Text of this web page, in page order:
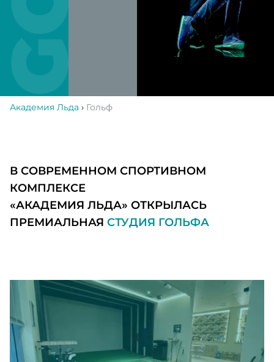
Академия Льда › Гольф
В СОВРЕМЕННОМ СПОРТИВНОМ
КОМПЛЕКСЕ
«АКАДЕМИЯ ЛЬДА» ОТКРЫЛАСЬ
ПРЕМИАЛЬНАЯ СТУДИЯ ГОЛЬФА